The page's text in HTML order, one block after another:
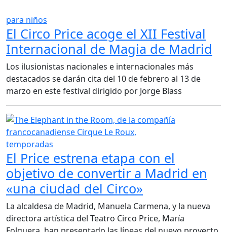
para niños
El Circo Price acoge el XII Festival
Internacional de Magia de Madrid
Los ilusionistas nacionales e internacionales más
destacados se darán cita del 10 de febrero al 13 de
marzo en este festival dirigido por Jorge Blass
temporadas
El Price estrena etapa con el
objetivo de convertir a Madrid en
«una ciudad del Circo»
La alcaldesa de Madrid, Manuela Carmena, y la nueva
directora artística del Teatro Circo Price, María